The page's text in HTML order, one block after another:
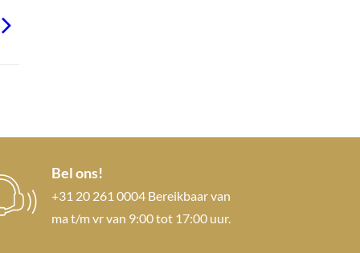
Bel ons!
+31 20 261 0004 Bereikbaar van
ma t/m vr van 9:00 tot 17:00 uur.